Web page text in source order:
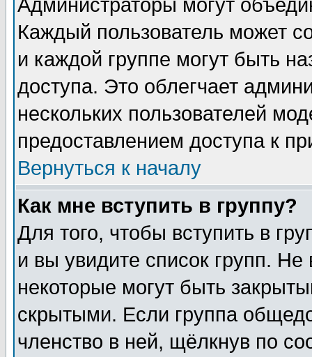
Администраторы могут
Каждый пользователь может
и каждой группе могут быть
доступа. Это облегчает
нескольких пользователей
предоставлением доступа к
Вернуться к началу
Как мне вступить в группу?
Для того, чтобы вступить в
и вы увидите список групп.
некоторые могут быть
скрытыми. Если группа
членство в ней, щёлкнув по